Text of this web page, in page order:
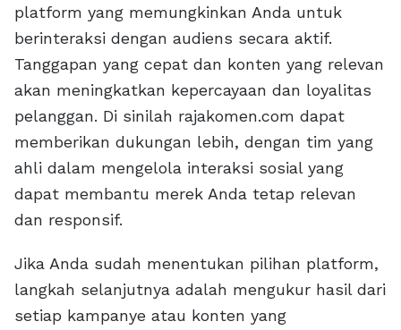
platform yang memungkinkan Anda untuk
berinteraksi dengan audiens secara aktif.
Tanggapan yang cepat dan konten yang relevan
akan meningkatkan kepercayaan dan loyalitas
pelanggan. Di sinilah rajakomen.com dapat
memberikan dukungan lebih, dengan tim yang
ahli dalam mengelola interaksi sosial yang
dapat membantu merek Anda tetap relevan
dan responsif.
Jika Anda sudah menentukan pilihan platform,
langkah selanjutnya adalah mengukur hasil dari
setiap kampanye atau konten yang